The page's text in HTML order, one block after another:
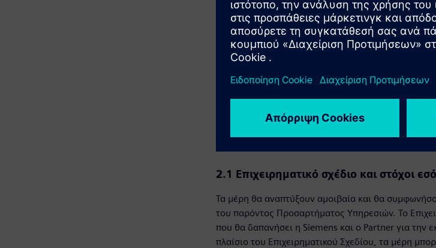
Ανάδοχος και ο Υπεργολάβος θα
προϋποθέσεις της Πρωταρχικής Σύμβασης, υπό
την Πρωταρχική Σύμβαση. Κατά τη διάρκεια της
κλιμακώσουν τυχόν ανησυχίες σχετικά με την
2. ΕΠΙΧΕΙΡΗΜΑΤΙΚΌ
2.1 Επιχειρηματικό σχέδιο και στόχοι
Τα μέρη θα αναπτύξουν αμοιβαία και θα
του παρόντος Προσαρτήματος Υπηρεσιών. Το
που θα δαπανήσει η Siemens και ο Partner για την
πλαίσιο του Επιχειρηματικού Σχεδίου, τα μέρη